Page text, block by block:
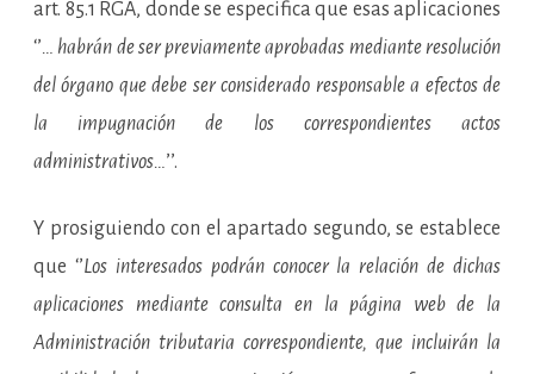
art. 85.1 RGA, donde se especifica que esas aplicaciones
‘’… habrán de ser previamente aprobadas mediante resolución
del órgano que debe ser considerado responsable a efectos de
la impugnación de los correspondientes actos
administrativos…’’.
Y prosiguiendo con el apartado segundo, se establece
que ‘’Los interesados podrán conocer la relación de dichas
aplicaciones mediante consulta en la página web de la
Administración tributaria correspondiente, que incluirán la